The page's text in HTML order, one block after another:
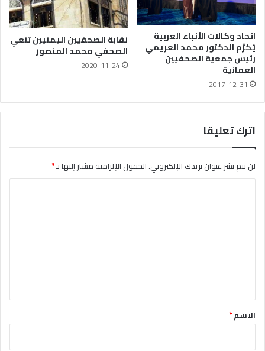
اتحاد وكالات الأنباء العربية
يُكرِّم الدكتور محمد العريمي
رئيس جمعية الصحفيين
العمانية
2017-12-31
نقابة الصحفيين اليمنيين تنعي
الصحفي محمد المنصور
2020-11-24
اترك تعليقاً
لن يتم نشر عنوان بريدك الإلكتروني.الحقول الإلزامية مشار إليها بـ*
*الاسم*